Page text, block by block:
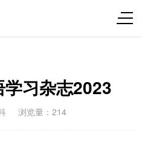
习杂志2023
浏览量：214